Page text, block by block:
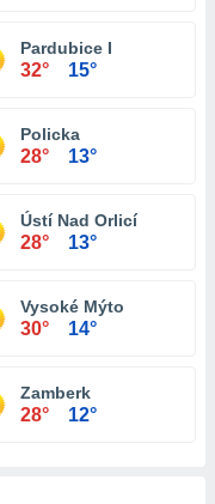
Pardubice I
32° 15°
Policka
28° 13°
Ústí Nad Orlicí
28° 13°
Vysoké Mýto
30° 14°
Zamberk
28° 12°